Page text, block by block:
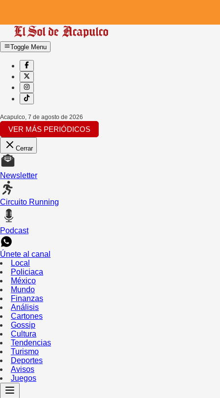
Toggle Menu
Acapulco 7 de agosto de 2026
VER MÁS PERIÓDICOS
Cerrar
Newsletter
Circuito Running
Podcast
Únete al canal
Local
Policiaca
México
Mundo
Finanzas
Análisis
Cartones
Gossip
Cultura
Tendencias
Turismo
Deportes
Avisos
Juegos